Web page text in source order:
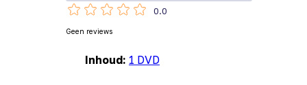
Inhoud: 1 DVD
0.0
Geen reviews